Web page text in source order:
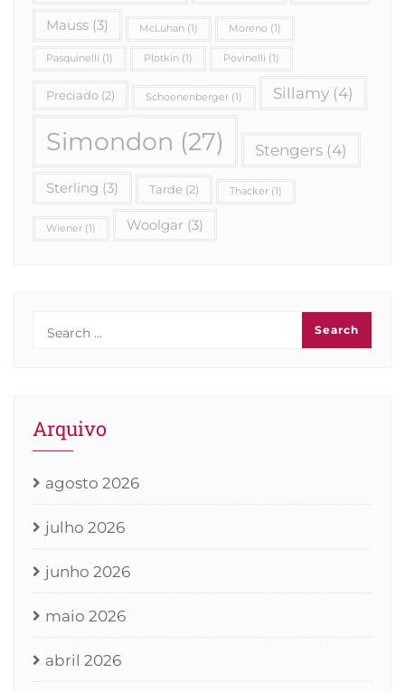
Mauss (3) McLuhan (1) Moreno (1)
Pasquinelli (1) Plotkin (1) Povinelli (1)
Preciado (2) Schoenenberger (1) Sillamy (4)
Simondon (27) Stengers (4)
Sterling (3) Tarde (2) Thacker (1)
Wiener (1) Woolgar (3)
Arquivo
agosto 2026
julho 2026
junho 2026
maio 2026
abril 2026